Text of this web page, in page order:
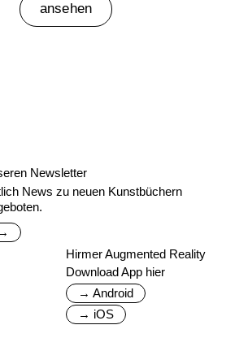
ansehen
Newsletter
News zu neuen Kunstbüchern
Hirmer Augmented Reality
Download App hier
→ Android
→ iOS